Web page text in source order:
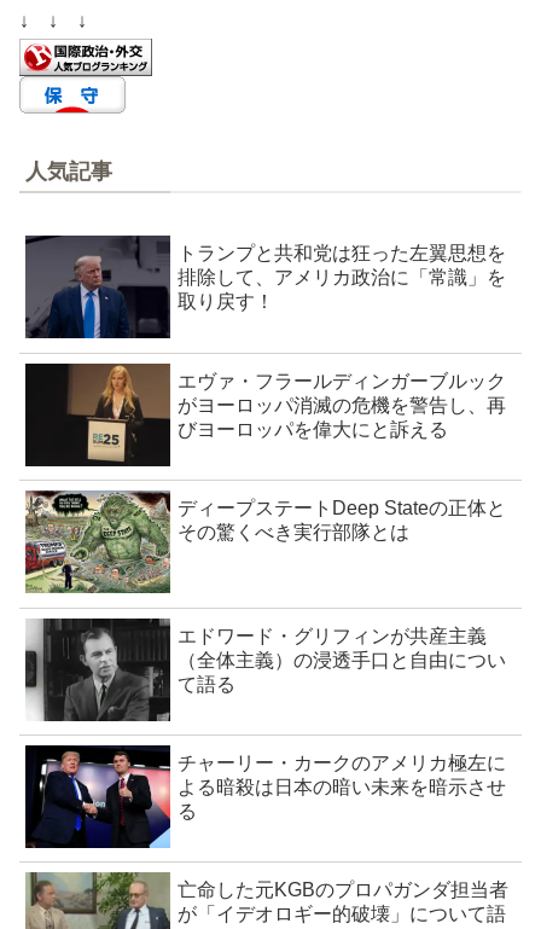
↓ ↓ ↓
人気記事
トランプと共和党は狂った左翼思想を
排除して、アメリカ政治に「常識」を
取り戻す！
エヴァ・フラールディンガーブルック
がヨーロッパ消滅の危機を警告し、再
びヨーロッパを偉大にと訴える
ディープステートDeep Stateの正体と
その驚くべき実行部隊とは
エドワード・グリフィンが共産主義
（全体主義）の浸透手口と自由につい
て語る
チャーリー・カークのアメリカ極左に
よる暗殺は日本の暗い未来を暗示させ
る
亡命した元KGBのプロパガンダ担当者
が「イデオロギー的破壊」について語